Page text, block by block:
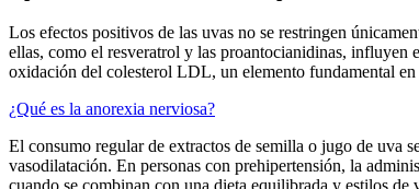
Los efectos positivos de las uvas no se restringen
ellas, como el resveratrol y las proantocianidinas, influyen
oxidación del colesterol LDL, un elemento fundamental
¿Qué es la anorexia nerviosa?
El consumo regular de extractos de semilla o jugo de uva
vasodilatación. En personas con prehipertensión, la